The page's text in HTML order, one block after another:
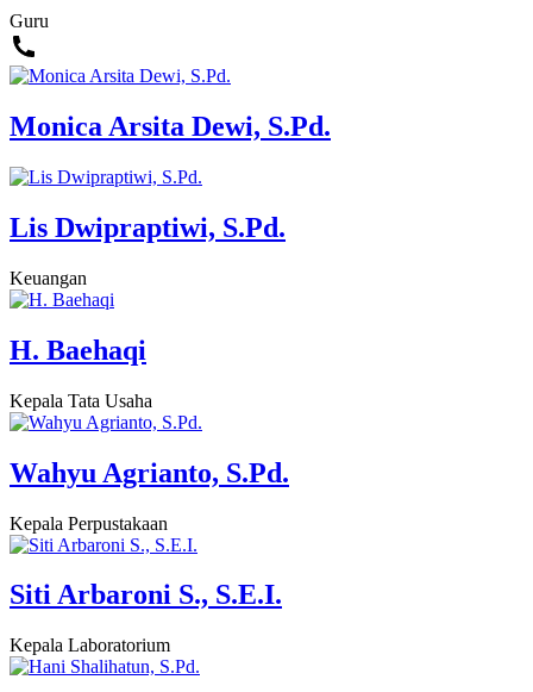
Guru
Monica Arsita Dewi, S.Pd.
Lis Dwipraptiwi, S.Pd.
Keuangan
H. Baehaqi
Kepala Tata Usaha
Wahyu Agrianto, S.Pd.
Kepala Perpustakaan
Siti Arbaroni S., S.E.I.
Kepala Laboratorium